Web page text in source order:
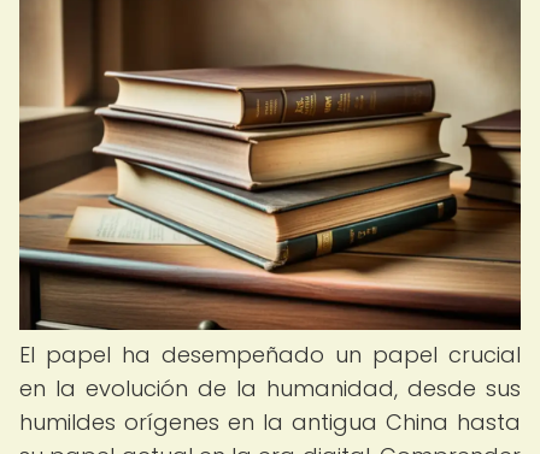
El papel ha desempeñado un papel crucial
en la evolución de la humanidad, desde sus
humildes orígenes en la antigua China hasta